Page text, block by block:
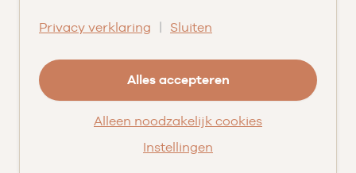
Openingstijden
09.00 tot 17.30
09.00 tot 17.30
Privacy verklaring | Sluiten
Alles accepteren
Alleen noodzakelijk cookies
Instellingen